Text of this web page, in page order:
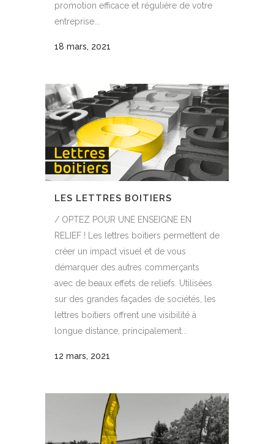
promotion efficace et régulière de votre
entreprise...
18 mars, 2021
LES LETTRES BOITIERS
/ OPTEZ POUR UNE ENSEIGNE EN
RELIEF ! Les lettres boitiers permettent de
créer un impact visuel et de vous
démarquer des autres commerçants
avec de beaux effets de reliefs. Utilisées
sur des grandes façades de sociétés, les
lettres boitiers offrent une visibilité à
longue distance, principalement...
12 mars, 2021